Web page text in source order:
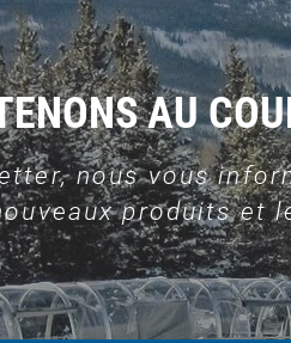
AU
nous vous
produits et